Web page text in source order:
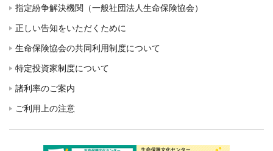
指定紛争解決機関（一般社団法人生命保険協会）
正しい告知をいただくために
生命保険協会の共同利用制度について
特定投資家制度について
諸利率のご案内
ご利用上の注意